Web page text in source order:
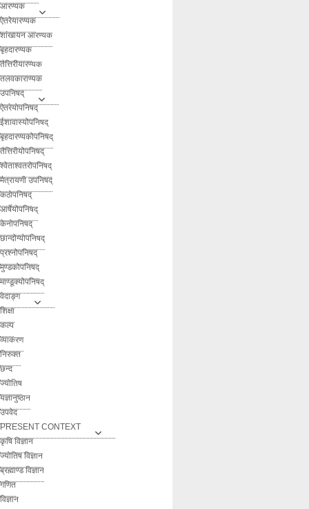
आरण्यक
ऐतरेयारण्यक
शांखायन आरण्यक
बृहदारण्यक
तैत्तिरीयारण्यक
तलवकाराण्यक
उपनिषद्
ऐतरेयोपनिषद्
ईशावास्योपनिषद्
बृहदारण्यकोपनिषद्
तैत्तिरीयोपनिषद्
श्वेताश्वतरोपनिषद्
मैत्रायणी उपनिषद्
कठोपनिषद्
आर्षेयोपनिषद्
केनोपनिषद्
छान्दोग्योपनिषद्
प्रश्नोपनिषद्
मुण्डकोपनिषद्
माण्डूक्योपनिषद्
वेदाङ्ग
शिक्षा
कल्प
व्याकरण
निरुक्त
छन्द
ज्योतिष
यज्ञानुष्ठान
उपवेद
PRESENT CONTEXT
कृषि विज्ञान
ज्योतिष विज्ञान
ब्रह्माण्ड विज्ञान
गणित
विज्ञान